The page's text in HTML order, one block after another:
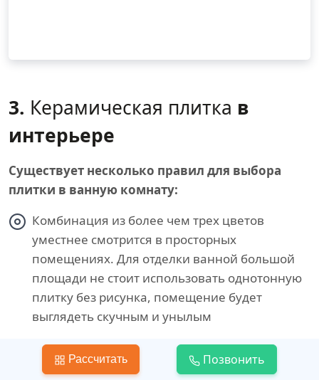
3. Керамическая плитка в
интерьере
Существует несколько правил для выбора
плитки в ванную комнату:
Комбинация из более чем трех цветов
уместнее смотрится в просторных
помещениях. Для отделки ванной большой
площади не стоит использовать однотонную
плитку без рисунка, помещение будет
выглядеть скучным и унылым
Чем компактнее помещение, тем меньше
в нем должно быть ярких кричащих цветов.
Рассчитать Позвонить